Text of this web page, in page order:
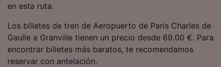
en esta ruta.
Los billetes de tren de Aeropuerto de Paris Charles de
Gaulle a Granville tienen un precio desde 69.00 €. Para
encontrar billetes más baratos, te recomendamos
reservar con antelación.